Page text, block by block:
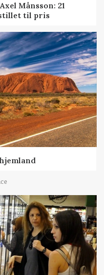
Månsson: 21
til pris